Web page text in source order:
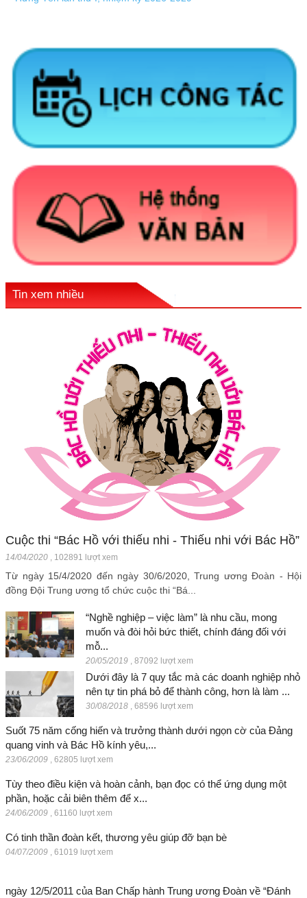
Tin xem nhiều
Cuộc thi “Bác Hồ với thiếu nhi - Thiếu nhi với Bác Hồ”
14/04/2020 , 102891 lượt xem
Từ ngày 15/4/2020 đến ngày 30/6/2020, Trung ương Đoàn - Hội
đồng Đội Trung ương tổ chức cuộc thi “Bá...
“Nghề nghiệp – việc làm” là nhu cầu, mong
muốn và đòi hỏi bức thiết, chính đáng đối với
mỗ...
20/05/2019 , 87092 lượt xem
Dưới đây là 7 quy tắc mà các doanh nghiệp nhỏ
nên tự tin phá bỏ để thành công, hơn là làm ...
30/08/2018 , 68596 lượt xem
Suốt 75 năm cống hiến và trưởng thành dưới ngọn cờ của Đảng
quang vinh và Bác Hồ kính yêu,...
23/06/2009 , 62805 lượt xem
Tùy theo điều kiện và hoàn cảnh, bạn đọc có thể ứng dụng một
phần, hoặc cải biên thêm để x...
24/06/2009 , 61160 lượt xem
Có tinh thần đoàn kết, thương yêu giúp đỡ bạn bè
04/07/2009 , 61019 lượt xem
ngày 12/5/2011 của Ban Chấp hành Trung ương Đoàn về “Đánh